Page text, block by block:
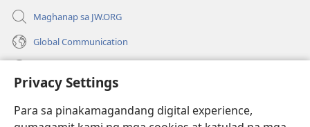
Privacy Settings
Para sa pinakamagandang digital experience,
Maghanap sa JW.ORG
Global Communication
(may